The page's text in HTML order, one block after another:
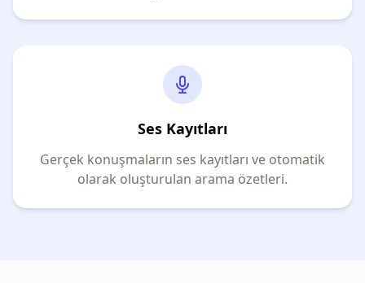
Ses Kayıtları
Gerçek konuşmaların ses kayıtları ve otomatik
olarak oluşturulan arama özetleri.